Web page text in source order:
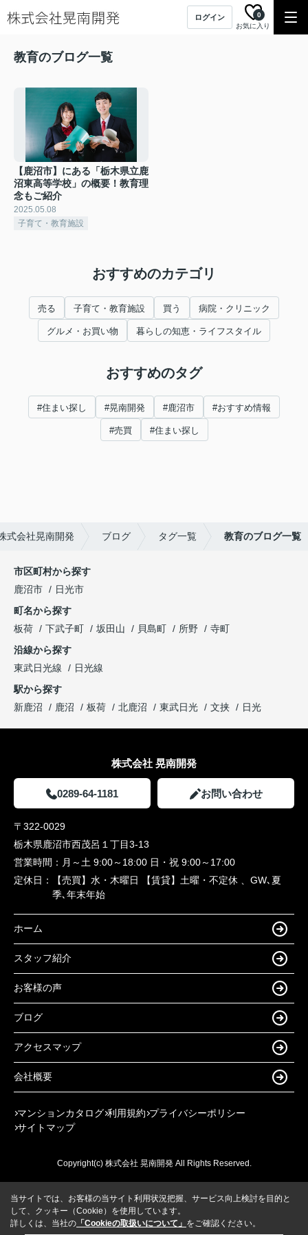
ログイン
お気に入り
0
教育のブログ一覧
【鹿沼市】にある「栃木県立鹿
沼東高等学校」の概要！教育理
念もご紹介
2025.05.08
子育て・教育施設
おすすめのカテゴリ
売る 子育て・教育施設 買う 病院・クリニック
グルメ・お買い物 暮らしの知恵・ライフスタイル
おすすめのタグ
#住まい探し #晃南開発 #鹿沼市 #おすすめ情報
#売買 #住まい探し
式会社晃南開発 ブログ タグ一覧 教育のブログ一覧
市区町村から探す
鹿沼市
日光市
町名から探す
板荷
下武子町 坂田山 貝島町 所野
寺町
沿線から探す
東武日光線
日光線
駅から探す
新鹿沼
鹿沼 板荷 北鹿沼 東武日光 文挟 日光
株式会社 晃南開発
0289-64-1181 お問い合わせ
〒322-0029
栃木県鹿沼市西茂呂１丁目3-13
営業時間： 月～土 9:00～18:00 日・祝 9:00～17:00
定休日：
【売買】水・木曜日 【賃貸】土曜・不定休 、GW､夏
季､年末年始
ホーム
スタッフ紹介
お客様の声
ブログ
アクセスマップ
会社概要
マンションカタログ 利用規約 プライバシーポリシー
サイトマップ
Copyright(c) 株式会社 晃南開発 All Rights Reserved.
当サイトでは、お客様の当サイト利用状況把握、サービス向上検討を目的と
して、クッキー（Cookie）を使用しています。
詳しくは、当社の 「Cookieの取扱いについて」 をご確認ください。